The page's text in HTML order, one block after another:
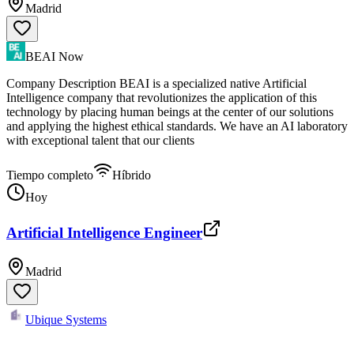
Madrid
BEAI Now
Company Description BEAI is a specialized native Artificial
Intelligence company that revolutionizes the application of this
technology by placing human beings at the center of our solutions
and applying the highest ethical standards. We have an AI laboratory
with exceptional talent that our clients
Tiempo completo
Híbrido
Hoy
Artificial Intelligence Engineer
Madrid
Ubique Systems